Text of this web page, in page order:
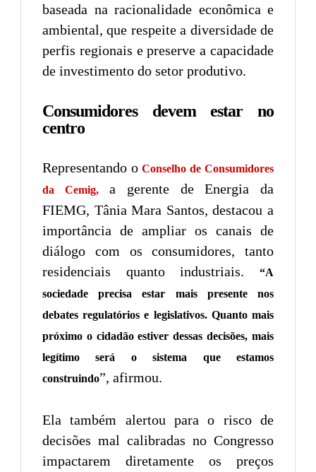
baseada na racionalidade econômica e
ambiental, que respeite a diversidade de
perfis regionais e preserve a capacidade
de investimento do setor produtivo.
Consumidores devem estar no
centro
Representando o Conselho de Consumidores
da Cemig,a gerente de Energia da
FIEMG, Tânia Mara Santos, destacou a
importância de ampliar os canais de
diálogo com os consumidores, tanto
residenciais quanto industriais.
“A
sociedade precisa estar mais presente nos
debates regulatórios e legislativos. Quanto mais
próximo o cidadão estiver dessas decisões, mais
legítimo será o sistema que estamos
construindo”, afirmou.
Ela também alertou para o risco de
decisões mal calibradas no Congresso
impactarem diretamente os preços